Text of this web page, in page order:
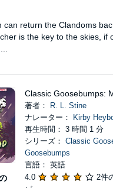
can return the Clandoms
is the key to the skies, if
Classic Goosebumps:
著者：
R. L. Stine
ナレーター：
Kirby
再生時間： 3 時間 1 分
シリーズ： Classic
Goosebumps
言語： 英語
4.0
2件